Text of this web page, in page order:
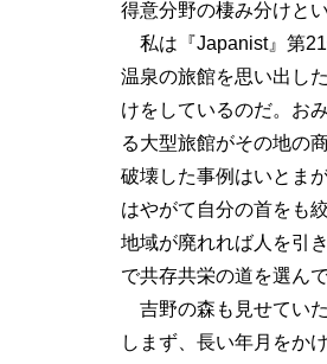
得意分野の棲み分けと
私は『Japanist』第
温泉の旅館を思い出し
けをしているのだ。お
る大型旅館がその地の
破壊した事例はいとま
はやがて自分の首をも
地域が廃れれば人を引
で共存共栄の道を選ん
吉野の森も見せてい
しまず、長い年月をか